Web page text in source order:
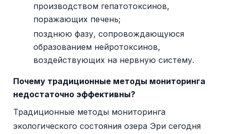
производством гепатотоксинов,
поражающих печень;
позднюю фазу, сопровождающуюся
образованием нейротоксинов,
воздействующих на нервную систему.
Почему традиционные методы мониторинга
недостаточно эффективны?
Традиционные методы мониторинга
экологического состояния озера Эри сегодня